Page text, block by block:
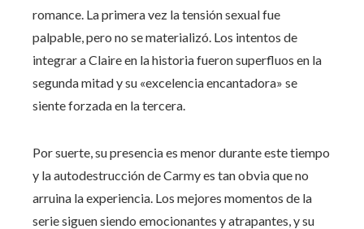
romance. La primera vez la tensión sexual fue
palpable, pero no se materializó. Los intentos de
integrar a Claire en la historia fueron superfluos en la
segunda mitad y su «excelencia encantadora» se
siente forzada en la tercera.
Por suerte, su presencia es menor durante este tiempo
y la autodestrucción de Carmy es tan obvia que no
arruina la experiencia. Los mejores momentos de la
serie siguen siendo emocionantes y atrapantes, y su